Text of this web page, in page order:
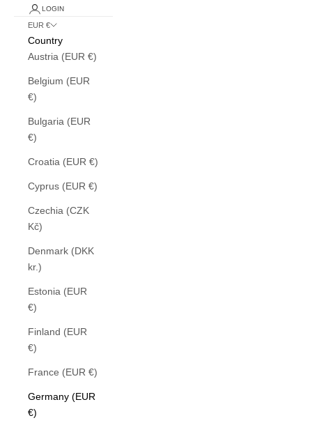
LOGIN
EUR €
Country
Austria (EUR €)
Belgium (EUR
€)
Bulgaria (EUR
€)
Croatia (EUR €)
Cyprus (EUR €)
Czechia (CZK
Kč)
Denmark (DKK
kr.)
Estonia (EUR
€)
Finland (EUR
€)
France (EUR €)
Germany (EUR
€)